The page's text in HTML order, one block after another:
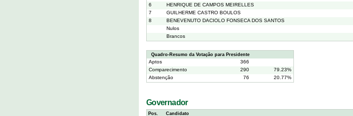
6
HENRIQUE DE CAMPOS MEIRELLES
7
GUILHERME CASTRO BOULOS
8
BENEVENUTO DACIOLO FONSECA DOS SANTOS
Nulos
Brancos
Quadro-Resumo da Votação para Presidente
Aptos
366
Comparecimento
290
79.23%
Abstenção
76 20.77%
Governador
Pos. Candidato